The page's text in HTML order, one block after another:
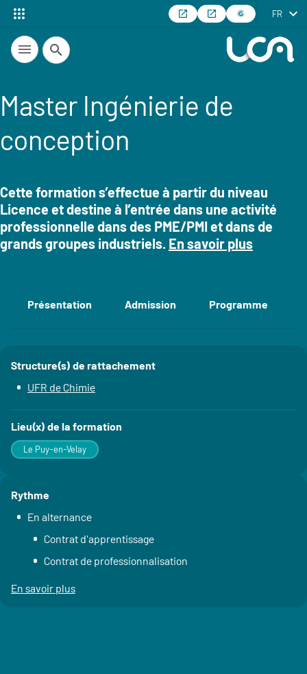
FR
Recherche
Master Ingénierie de
conception
Résumé
Cette formation s’effectue à partir du niveau
Licence et destine à l’entrée dans une activité
professionnelle dans des PME/PMI et dans de
grands groupes industriels. En savoir plus
Accéder aux sections de la fiche
Présentation Admission Programme
Détails
Structure(s) de rattachement
UFR de Chimie
Lieu(x) de la formation
Le Puy-en-Velay
Rythme
En alternance
Contrat d'apprentissage
Contrat de professionnalisation
En savoir plus